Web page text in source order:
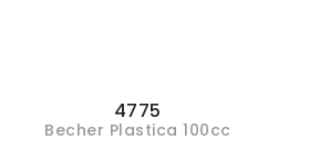
4775
Becher Plastica 100cc